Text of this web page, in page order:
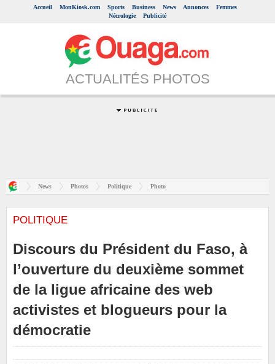
Accueil MonKiosk.com Sports Business News Annonces
Femmes
Nécrologie
Publicité
ACTUALITÉS PHOTOS
News Photos Politique Photo
POLITIQUE
Discours du Président du Faso, à
l’ouverture du deuxième sommet
de la ligue africaine des web
activistes et blogueurs pour la
démocratie